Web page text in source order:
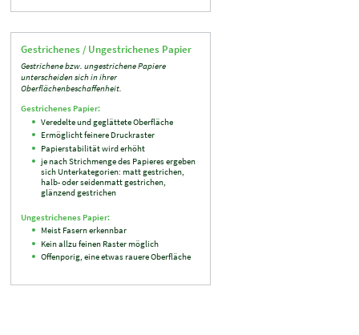
Gestrichenes / Ungestrichenes Papier
Gestrichene bzw. ungestrichene Papiere
unterscheiden sich in ihrer
Oberflächenbeschaffenheit.
Gestrichenes Papier:
Veredelte und geglättete Oberfläche
Ermöglicht feinere Druckraster
Papierstabilität wird erhöht
je nach Strichmenge des Papieres ergeben
sich Unterkategorien: matt gestrichen,
halb- oder seidenmatt gestrichen,
glänzend gestrichen
Ungestrichenes Papier:
Meist Fasern erkennbar
Kein allzu feinen Raster möglich
Offenporig, eine etwas rauere Oberfläche